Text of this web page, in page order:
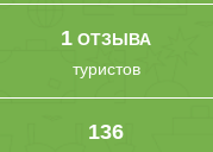
1 ОТЗЫВА
туристов
136